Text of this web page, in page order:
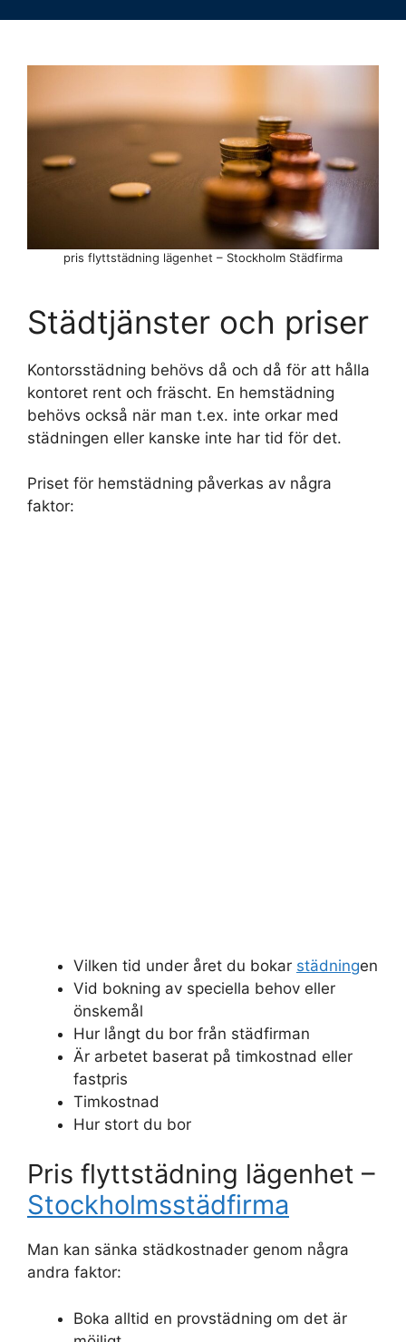
pris flyttstädning lägenhet – Stockholm Städfirma
Städtjänster och priser
Kontorsstädning behövs då och då för att hålla
kontoret rent och fräscht. En hemstädning
behövs också när man t.ex. inte orkar med
städningen eller kanske inte har tid för det.
Priset för hemstädning påverkas av några
faktor:
Vilken tid under året du bokar städningen
Vid bokning av speciella behov eller
önskemål
Hur långt du bor från städfirman
Är arbetet baserat på timkostnad eller
fastpris
Timkostnad
Hur stort du bor
Pris flyttstädning lägenhet –
Stockholmsstädfirma
Man kan sänka städkostnader genom några
andra faktor:
Boka alltid en provstädning om det är